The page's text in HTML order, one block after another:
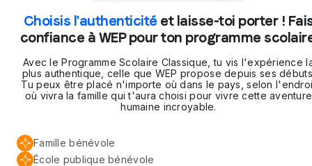
Choisis l'authenticité et laisse-toi porter !
confiance à WEP pour ton programme
Avec le Programme Scolaire Classique, tu vis l'expérience
plus authentique, celle que WEP propose depuis ses
Tu peux être placé n'importe où dans le pays, selon
où vivra la famille qui t'aura choisi pour vivre cette aventure
humaine incroyable.
Famille bénévole
École publique bénévole